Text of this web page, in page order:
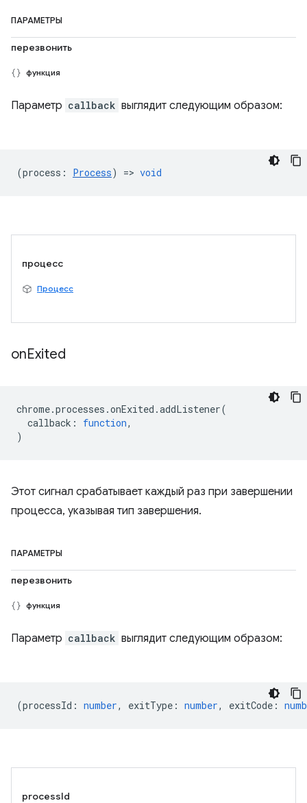
ПАРАМЕТРЫ
перезвонить
функция
Параметр callback выглядит следующим образом:
(process : Process) => void
процесс
Процесс
onExited
chrome.processes .onExited .addListener(
callback : function,
)
Этот сигнал срабатывает каждый раз при завершении
процесса, указывая тип завершения.
ПАРАМЕТРЫ
перезвонить
функция
Параметр callback выглядит следующим образом:
(processId : number, exitType : number, exitCode :
processId